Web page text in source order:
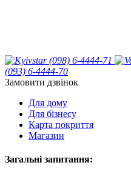
(098) 6-4444-71
(093) 6-4444-70
Замовити дзвінок
Для дому
Для бізнесу
Карта покриття
Магазин
Загальні запитання: